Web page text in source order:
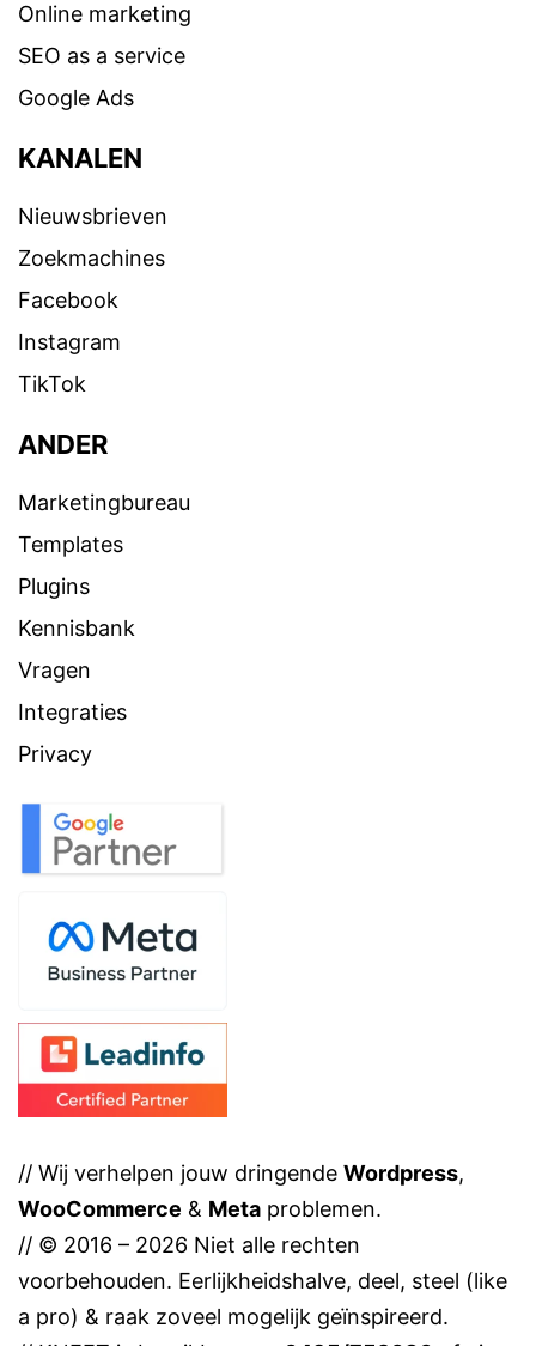
Online marketing
SEO as a service
Google Ads
KANALEN
Nieuwsbrieven
Zoekmachines
Facebook
Instagram
TikTok
ANDER
Marketingbureau
Templates
Plugins
Kennisbank
Vragen
Integraties
Privacy
// Wij verhelpen jouw dringende Wordpress,
WooCommerce & Meta problemen.
// © 2016 – 2026 Niet alle rechten
voorbehouden. Eerlijkheidshalve, deel, steel (like
a pro) & raak zoveel mogelijk geïnspireerd.